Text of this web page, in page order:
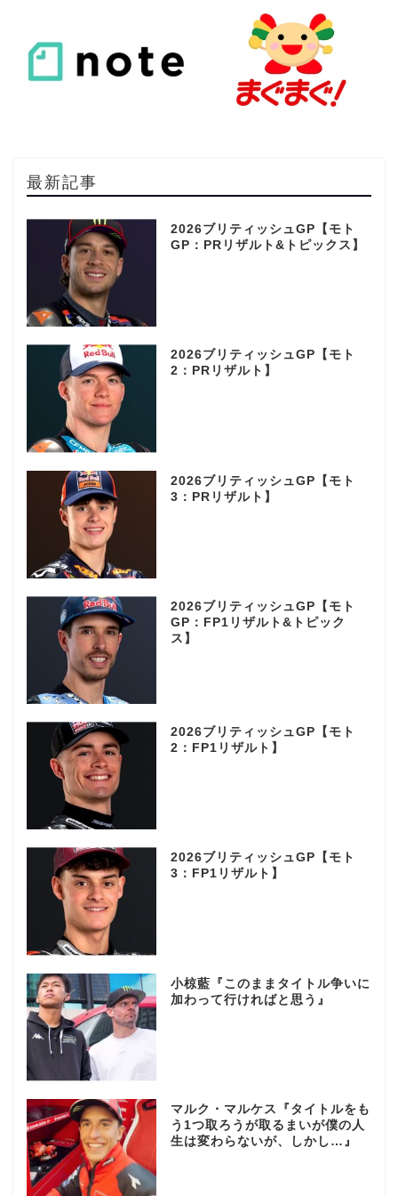
最新記事
2026ブリティッシュGP【モト
GP：PRリザルト&トピックス】
2026ブリティッシュGP【モト
2：PRリザルト】
2026ブリティッシュGP【モト
3：PRリザルト】
2026ブリティッシュGP【モト
GP：FP1リザルト&トピック
ス】
2026ブリティッシュGP【モト
2：FP1リザルト】
2026ブリティッシュGP【モト
3：FP1リザルト】
小椋藍『このままタイトル争いに
加わって行ければと思う』
マルク・マルケス『タイトルをも
う1つ取ろうが取るまいが僕の人
生は変わらないが、しかし…』